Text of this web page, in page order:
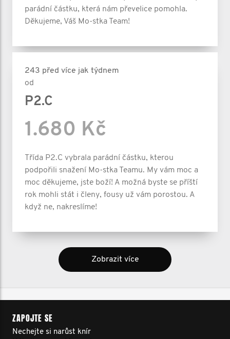
parádní částku, která nám převelice pomohla.
Děkujeme, Váš Mo-stka Team!
243 před více jak týdnem
od
P2.C
1.680 Kč
Třída P2.C vybrala parádní částku, kterou
podpořili snažení Mo-stka Teamu. My vám moc a
moc děkujeme, jste boží! A možná byste se příští
rok mohli stát i členy, fousy už vám porostou. A
když ne, nakreslíme!
Zobrazit více
ZAPOJTE SE
Nechejte si narůst knír